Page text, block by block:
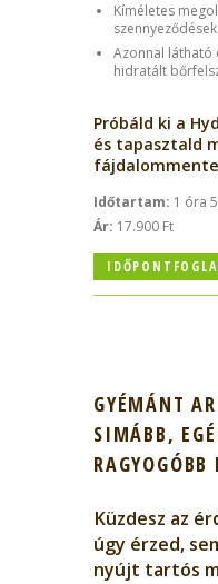
Kíméletes
Azonnal látható
hidratált
Próbáld ki a
és tapasztald
Időtartam: 1 óra
Ár: 17.900 Ft
GYÉMÁNT
SIMÁBB,
RAGYOGÓBB
Küzdesz az
úgy érzed,
nyújt tartós